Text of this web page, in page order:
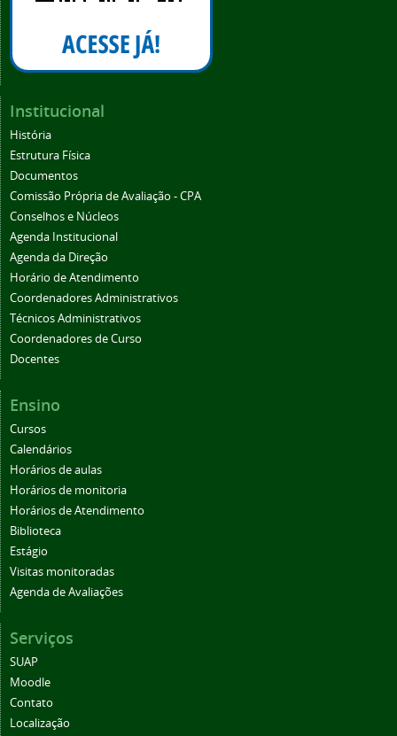
Institucional
História
Estrutura Física
Documentos
Comissão Própria de Avaliação - CPA
Conselhos e Núcleos
Agenda Institucional
Agenda da Direção
Horário de Atendimento
Coordenadores Administrativos
Técnicos Administrativos
Coordenadores de Curso
Docentes
Ensino
Cursos
Calendários
Horários de aulas
Horários de monitoria
Horários de Atendimento
Biblioteca
Estágio
Visitas monitoradas
Agenda de Avaliações
Serviços
SUAP
Moodle
Contato
Localização